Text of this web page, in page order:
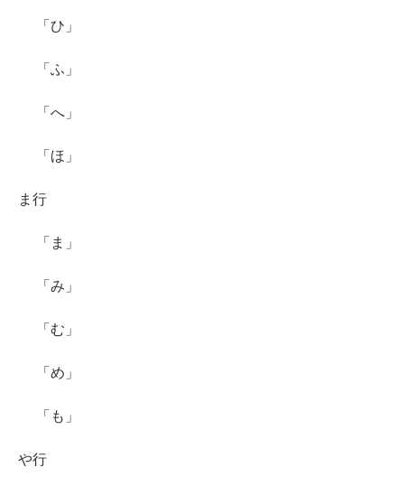
「ひ」
「ふ」
「へ」
「ほ」
ま行
「ま」
「み」
「む」
「め」
「も」
や行